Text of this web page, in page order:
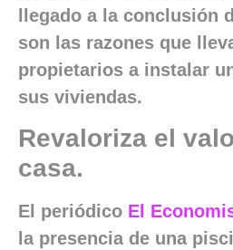
llegado a la conclusión
son las razones que
propietarios a instalar
sus viviendas.
Revaloriza el
casa.
El periódico El
la presencia de una